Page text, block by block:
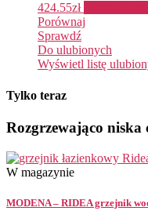
424.55zł
Porównaj
Sprawdź
Do ulubionych
Wyświetl listę
Tylko teraz
Rozgrzewająco niska
W magazynie
MODENA – RIDEA grzejnik